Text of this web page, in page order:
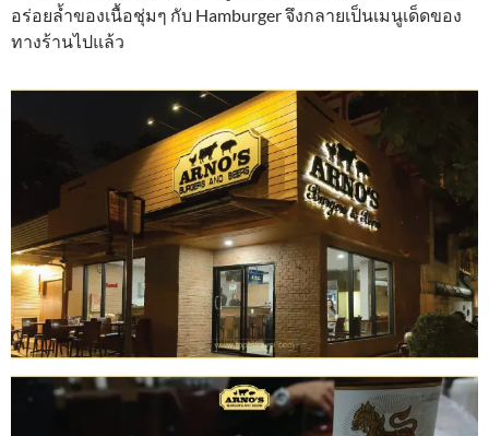
อร่อยล้ำของเนื้อชุ่มๆ กับ Hamburger จึงกลายเป็นเมนูเด็ดของ
ทางร้านไปแล้ว